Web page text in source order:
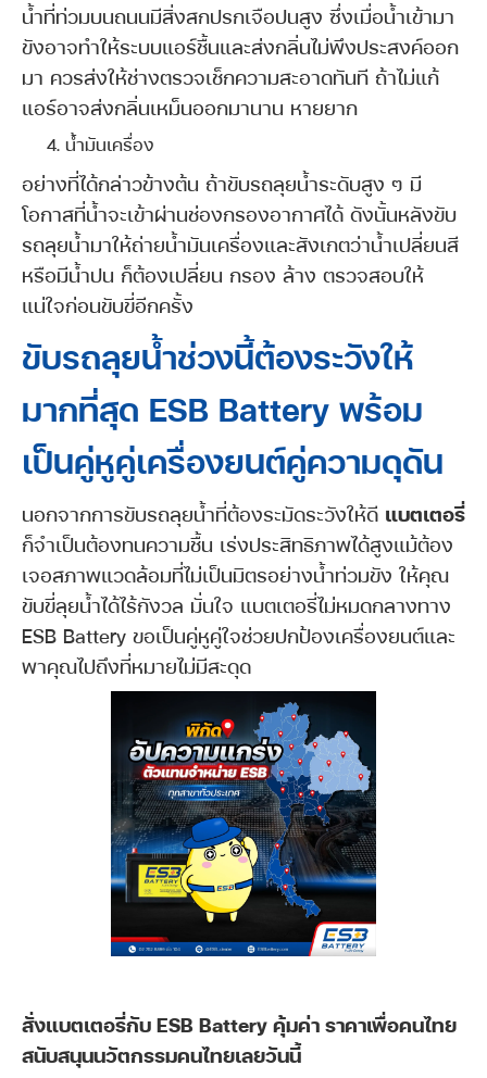
น้ำที่ท่วมบนถนนมีสิ่งสกปรกเจือปนสูง ซึ่งเมื่อน้ำเข้ามา
ขังอาจทำให้ระบบแอร์ชื้นและส่งกลิ่นไม่พึงประสงค์ออก
มา ควรส่งให้ช่างตรวจเช็กความสะอาดทันที ถ้าไม่แก้
แอร์อาจส่งกลิ่นเหม็นออกมานาน หายยาก
น้ำมันเครื่อง
อย่างที่ได้กล่าวข้างต้น ถ้าขับรถลุยน้ำระดับสูง ๆ มี
โอกาสที่น้ำจะเข้าผ่านช่องกรองอากาศได้ ดังนั้นหลังขับ
รถลุยน้ำมาให้ถ่ายน้ำมันเครื่องและสังเกตว่าน้ำเปลี่ยนสี
หรือมีน้ำปน ก็ต้องเปลี่ยน กรอง ล้าง ตรวจสอบให้
แน่ใจก่อนขับขี่อีกครั้ง
ขับรถลุยน้ำช่วงนี้ต้องระวังให้
มากที่สุด ESB Battery พร้อม
เป็นคู่หูคู่เครื่องยนต์คู่ความดุดัน
นอกจากการขับรถลุยน้ำที่ต้องระมัดระวังให้ดี แบตเตอรี่
ก็จำเป็นต้องทนความชื้น เร่งประสิทธิภาพได้สูงแม้ต้อง
เจอสภาพแวดล้อมที่ไม่เป็นมิตรอย่างน้ำท่วมขัง ให้คุณ
ขับขี่ลุยน้ำได้ไร้กังวล มั่นใจ แบตเตอรี่ไม่หมดกลางทาง
ESB Battery ขอเป็นคู่หูคู่ใจช่วยปกป้องเครื่องยนต์และ
พาคุณไปถึงที่หมายไม่มีสะดุด
สั่งแบตเตอรี่กับ ESB Battery คุ้มค่า ราคาเพื่อคนไทย
สนับสนุนนวัตกรรมคนไทยเลยวันนี้